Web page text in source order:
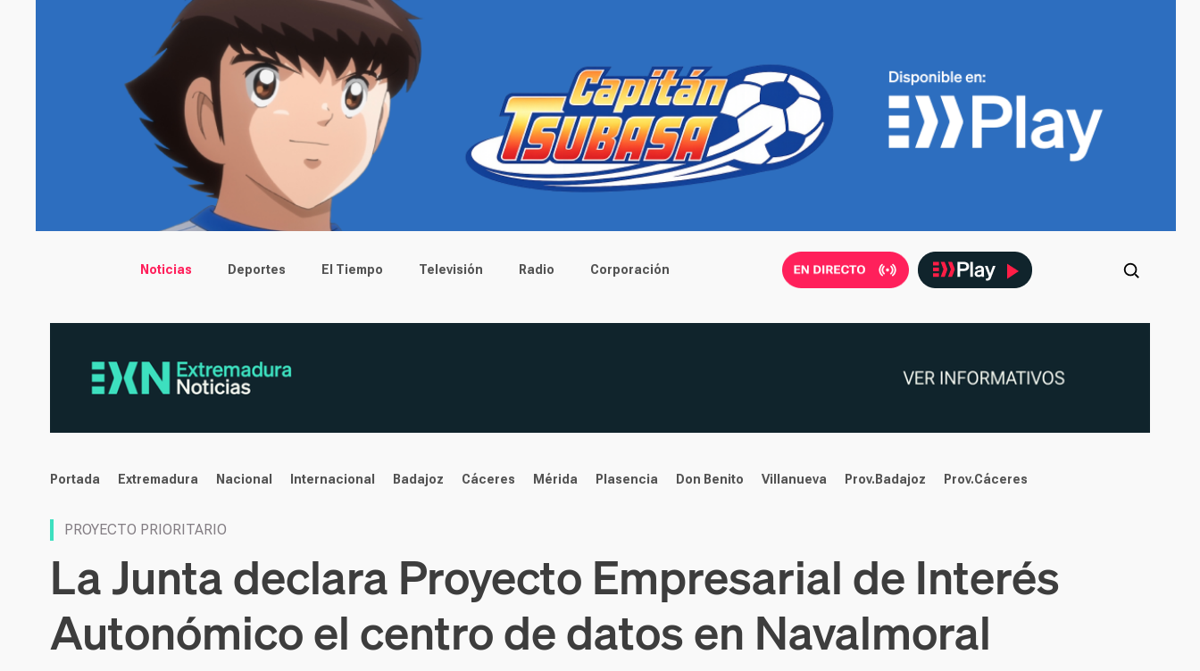
Main menu
Noticias Deportes El Tiempo Televisión Radio Corporación
noticias
Portada Extremadura Nacional Internacional Badajoz Cáceres Mérida Plasencia Don Benito Villanueva Prov.Badajoz Prov.Cáceres
PROYECTO PRIORITARIO
La Junta declara Proyecto Empresarial de Interés
Autonómico el centro de datos en Navalmoral